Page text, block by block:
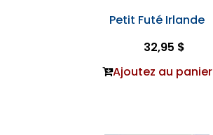
Petit Futé Irlande
32,95 $
Ajoutez au panier